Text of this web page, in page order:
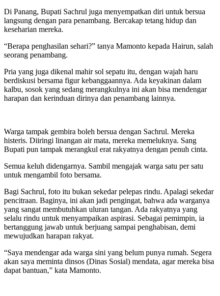
Di Panang, Bupati Sachrul juga menyempatkan diri untuk bersua
langsung dengan para penambang. Bercakap tetang hidup dan
keseharian mereka.
“Berapa penghasilan sehari?” tanya Mamonto kepada Hairun, salah
seorang penambang.
Pria yang juga dikenal mahir sol sepatu itu, dengan wajah haru
berdiskusi bersama figur kebanggaannya. Ada keyakinan dalam
kalbu, sosok yang sedang merangkulnya ini akan bisa mendengar
harapan dan kerinduan dirinya dan penambang lainnya.
Warga tampak gembira boleh bersua dengan Sachrul. Mereka
histeris. Diiringi linangan air mata, mereka memeluknya. Sang
Bupati pun tampak merangkul erat rakyatnya dengan penuh cinta.
Semua keluh didengarnya. Sambil mengajak warga satu per satu
untuk mengambil foto bersama.
Bagi Sachrul, foto itu bukan sekedar pelepas rindu. Apalagi sekedar
pencitraan. Baginya, ini akan jadi pengingat, bahwa ada warganya
yang sangat membutuhkan uluran tangan. Ada rakyatnya yang
selalu rindu untuk menyampaikan aspirasi. Sebagai pemimpin, ia
bertanggung jawab untuk berjuang sampai penghabisan, demi
mewujudkan harapan rakyat.
“Saya mendengar ada warga sini yang belum punya rumah. Segera
akan saya meminta dinsos (Dinas Sosial) mendata, agar mereka bisa
dapat bantuan,” kata Mamonto.